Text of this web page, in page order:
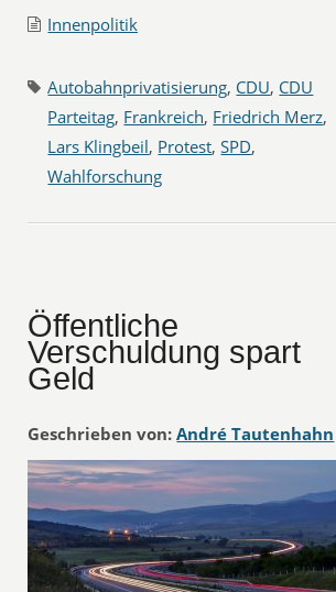
Innenpolitik
Autobahnprivatisierung, CDU, CDU
Parteitag, Frankreich, Friedrich Merz,
Lars Klingbeil, Protest,SPD,
Wahlforschung
Öffentliche
Verschuldung spart
Geld
Geschrieben von: André Tautenhahn